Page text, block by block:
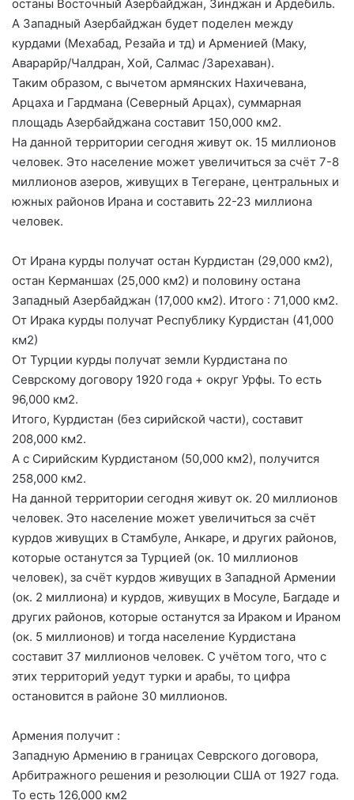
останы Восточный Азербайджан, Зинджан и Ардебиль.
А Западный Азербайджан будет поделен между
курдами (Мехабад, Резайа и тд) и Арменией (Маку,
Аварарйр/Чалдран, Хой, Салмас /Зарехаван).
Таким образом, с вычетом армянских Нахичевана,
Арцаха и Гардмана (Северный Арцах), суммарная
площадь Азербайджана составит 150,000 км2.
На данной территории сегодня живут ок. 15 миллионов
человек. Это население может увеличиться за счёт 7-8
миллионов азеров, живущих в Тегеране, центральных и
южных районов Ирана и составить 22-23 миллиона
человек.
От Ирана курды получат остан Курдистан (29,000 км2),
остан Керманшах (25,000 км2) и половину остана
Западный Азербайджан (17,000 км2). Итого : 71,000 км2.
От Ирака курды получат Республику Курдистан (41,000
км2)
От Турции курды получат земли Курдистана по
Севрскому договору 1920 года + округ Урфы. То есть
96,000 км2.
Итого, Курдистан (без сирийской части), составит
208,000 км2.
А с Сирийским Курдистаном (50,000 км2), получится
258,000 км2.
На данной территории сегодня живут ок. 20 миллионов
человек. Это население может увеличиться за счёт
курдов живущих в Стамбуле, Анкаре, и других районов,
которые останутся за Турцией (ок. 10 миллионов
человек), за счёт курдов живущих в Западной Армении
(ок. 2 миллиона) и курдов, живущих в Мосуле, Багдаде и
других районов, которые останутся за Ираком и Ираном
(ок. 5 миллионов) и тогда население Курдистана
составит 37 миллионов человек. С учётом того, что с
этих территорий уедут турки и арабы, то цифра
остановится в районе 30 миллионов.
Армения получит :
Западную Армению в границах Севрского договора,
Арбитражного решения и резолюции США от 1927 года.
То есть 126,000 км2